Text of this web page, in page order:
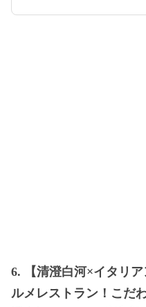
6. 【清澄白河×イタリ
ルメレストラン！こだ